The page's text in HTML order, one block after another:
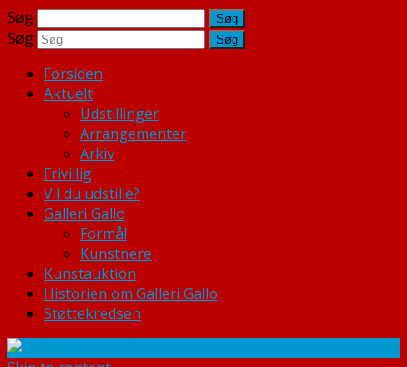
Søg
Søg
Forsiden
Aktuelt
Udstillinger
Arrangementer
Arkiv
Frivillig
Vil du udstille?
Galleri Gallo
Formål
Kunstnere
Kunstauktion
Historien om Galleri Gallo
Støttekredsen